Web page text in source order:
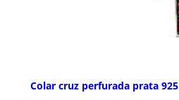
Colar cruz perfurada prata 925